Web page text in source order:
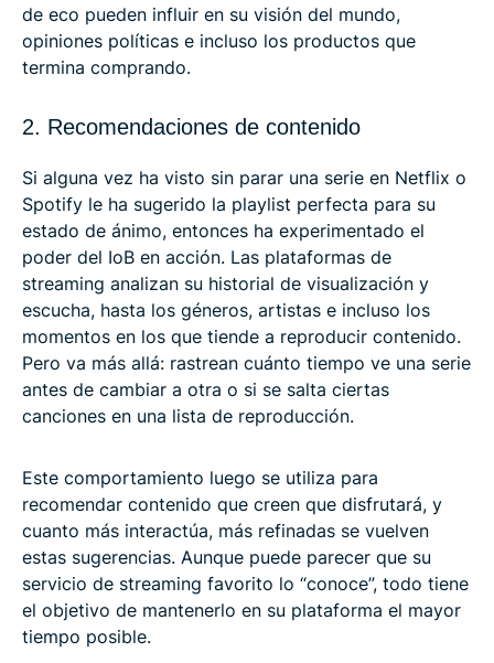
de eco pueden influir en su visión del mundo,
opiniones políticas e incluso los productos que
termina comprando.
2. Recomendaciones de contenido
Si alguna vez ha visto sin parar una serie en Netflix o
Spotify le ha sugerido la playlist perfecta para su
estado de ánimo, entonces ha experimentado el
poder del IoB en acción. Las plataformas de
streaming analizan su historial de visualización y
escucha, hasta los géneros, artistas e incluso los
momentos en los que tiende a reproducir contenido.
Pero va más allá: rastrean cuánto tiempo ve una serie
antes de cambiar a otra o si se salta ciertas
canciones en una lista de reproducción.
Este comportamiento luego se utiliza para
recomendar contenido que creen que disfrutará, y
cuanto más interactúa, más refinadas se vuelven
estas sugerencias. Aunque puede parecer que su
servicio de streaming favorito lo “conoce”, todo tiene
el objetivo de mantenerlo en su plataforma el mayor
tiempo posible.